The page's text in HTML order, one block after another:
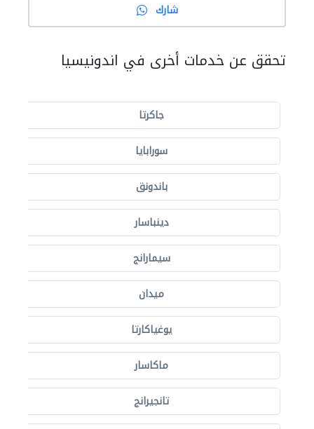
شارك
تحقق عن خدمات أخرى في اندونيسيا
جاكرتا
سورابايا
باندونق
دينباسار
سيمارانج
ميدان
يوغياكارتا
ماكاسار
تانجيرانج